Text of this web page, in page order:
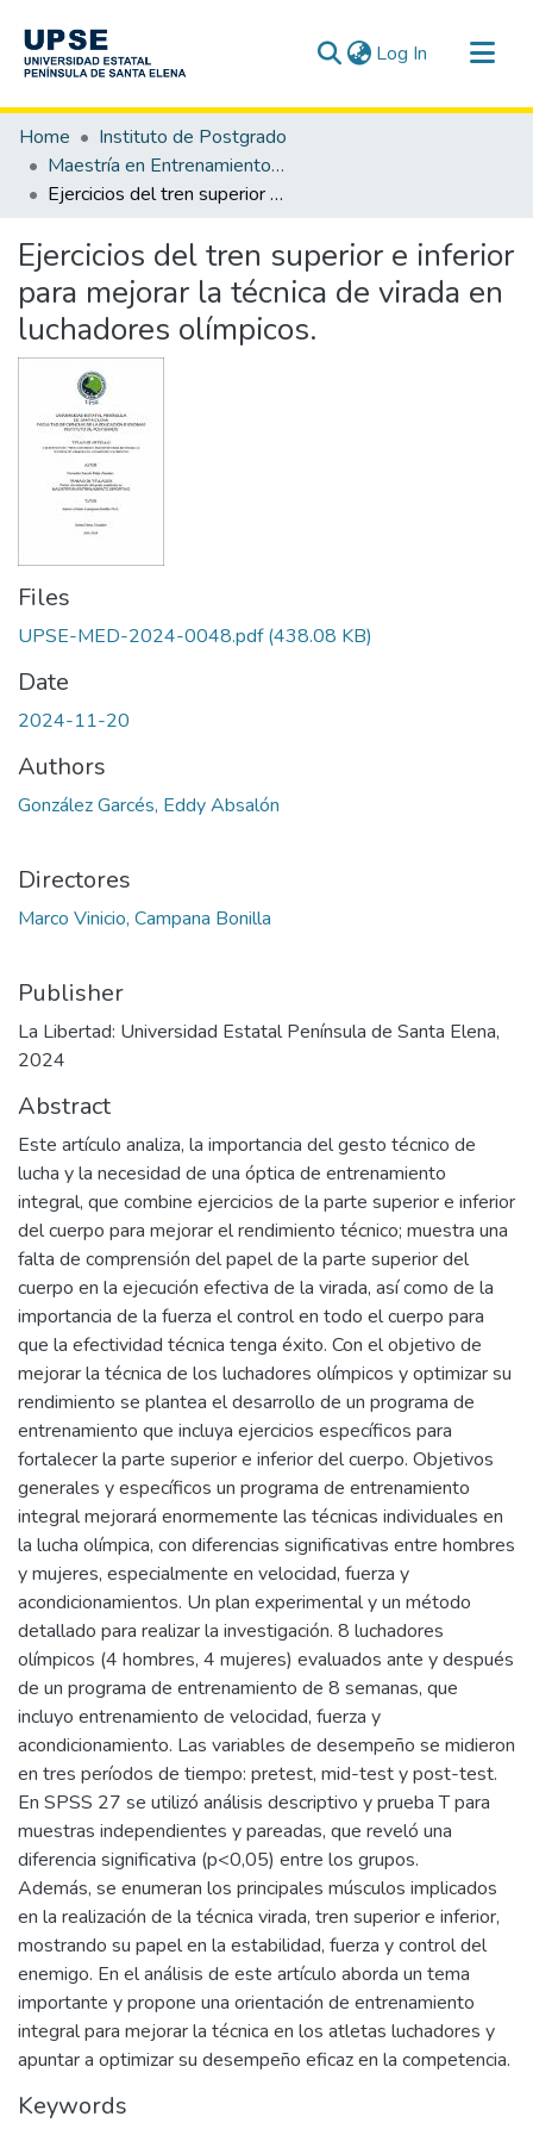
Log In (current)
Communities & Collections
All of DSpace
Statistics
Home
Instituto de Postgrado
Maestría en Entrenamiento Deportivo
Ejercicios del tren superior e inferior para mejorar la técnica de virada en luchadores olímpicos.
Ejercicios del tren superior e inferior
para mejorar la técnica de virada en
luchadores olímpicos.
Files
UPSE-MED-2024-0048.pdf(438.08 KB)
Date
2024-11-20
Authors
González Garcés, Eddy Absalón
Directores
Marco Vinicio, Campana Bonilla
Publisher
La Libertad: Universidad Estatal Península de Santa Elena,
2024
Abstract
Este artículo analiza, la importancia del gesto técnico de
lucha y la necesidad de una óptica de entrenamiento
integral, que combine ejercicios de la parte superior e inferior
del cuerpo para mejorar el rendimiento técnico; muestra una
falta de comprensión del papel de la parte superior del
cuerpo en la ejecución efectiva de la virada, así como de la
importancia de la fuerza el control en todo el cuerpo para
que la efectividad técnica tenga éxito. Con el objetivo de
mejorar la técnica de los luchadores olímpicos y optimizar su
rendimiento se plantea el desarrollo de un programa de
entrenamiento que incluya ejercicios específicos para
fortalecer la parte superior e inferior del cuerpo. Objetivos
generales y específicos un programa de entrenamiento
integral mejorará enormemente las técnicas individuales en
la lucha olímpica, con diferencias significativas entre hombres
y mujeres, especialmente en velocidad, fuerza y
acondicionamientos. Un plan experimental y un método
detallado para realizar la investigación. 8 luchadores
olímpicos (4 hombres, 4 mujeres) evaluados ante y después
de un programa de entrenamiento de 8 semanas, que
incluyo entrenamiento de velocidad, fuerza y
acondicionamiento. Las variables de desempeño se midieron
en tres períodos de tiempo: pretest, mid-test y post-test.
En SPSS 27 se utilizó análisis descriptivo y prueba T para
muestras independientes y pareadas, que reveló una
diferencia significativa (p<0,05) entre los grupos.
Además, se enumeran los principales músculos implicados
en la realización de la técnica virada, tren superior e inferior,
mostrando su papel en la estabilidad, fuerza y control del
enemigo. En el análisis de este artículo aborda un tema
importante y propone una orientación de entrenamiento
integral para mejorar la técnica en los atletas luchadores y
apuntar a optimizar su desempeño eficaz en la competencia.
Keywords